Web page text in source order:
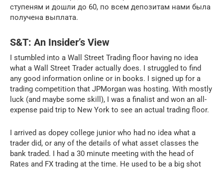
ступеням и дошли до 60, по всем депозитам нами была
получена выплата.
S&T: An Insider’s View
I stumbled into a Wall Street Trading floor having no idea
what a Wall Street Trader actually does. I struggled to find
any good information online or in books. I signed up for a
trading competition that JPMorgan was hosting. With mostly
luck (and maybe some skill), I was a finalist and won an all-
expense paid trip to New York to see an actual trading floor.
I arrived as dopey college junior who had no idea what a
trader did, or any of the details of what asset classes the
bank traded. I had a 30 minute meeting with the head of
Rates and FX trading at the time. He used to be a big shot